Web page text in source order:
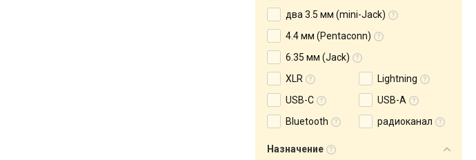
два 3.5 мм (mini-Jack)
4.4 мм (Pentaconn)
6.35 мм (Jack)
XLR
Lightning
USB-C
USB-A
Bluetooth
радиоканал
Назначение